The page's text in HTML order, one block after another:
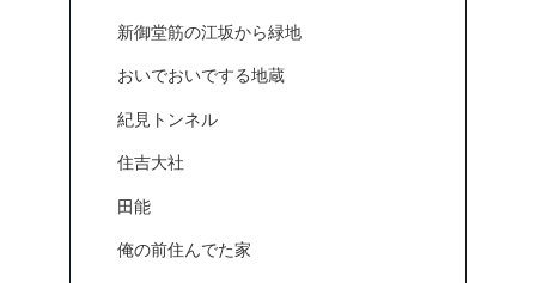
新御堂筋の江坂から緑地
おいでおいでする地蔵
紀見トンネル
住吉大社
田能
俺の前住んでた家